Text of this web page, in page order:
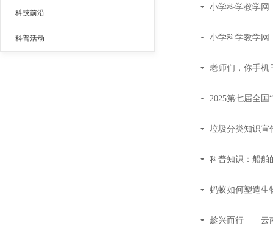
끙 小学科学教学网
끙 小学科学教学网
끙 老师们，你手机
끙 2025第七届全国
끙 垃圾分类知识
끙 科普知识：船舶
끙 蚂蚁如何塑造生
끙 趁兴而行——云
科技前沿
科普活动